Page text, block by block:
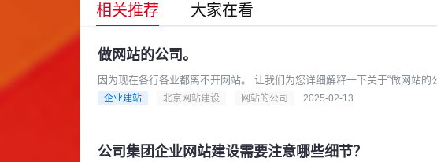
相关推荐 大家在看
做网站的公司。
因为现在各行各业都离不开网站。 让我们为您详细解释一下关于“做网站的公司”这个概念，以及您可以如何选择合适的公司
来帮您搭建网站。做网站的公......
企业建站 北京网站建设 网站的公司 2025-02-13
公司集团企业网站建设需要注意哪些细节？